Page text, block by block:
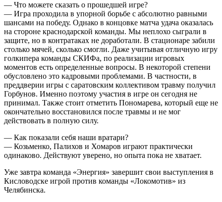
— Что можете сказать о прошедшей игре?
— Игра проходила в упорной борьбе с абсолютно равными
шансами на победу. Однако в концовке матча удача оказалась
на стороне краснодарской команды. Мы неплохо сыграли в
защите, но в контратаках не доработали. В стационаре забили
столько мячей, сколько смогли. Даже учитывая отличную игру
голкипера команды СКИФа, по реализации игровых
моментов есть определенные вопросы. В некоторой степени
обусловлено это кадровыми проблемами. В частности, в
преддверии игры с саратовским коллективом травму получил
Горбунов. Именно поэтому участия в игре он сегодня не
принимал. Также стоит отметить Пономарева, который еще не
окончательно восстановился после травмы и не мог
действовать в полную силу.
— Как показали себя наши вратари?
— Козьменко, Палихов и Хомаров играют практически
одинаково. Действуют уверено, но опыта пока не хватает.
Уже завтра команда «Энергия» завершит свои выступления в
Кисловодске игрой против команды «Локомотив» из
Челябинска.